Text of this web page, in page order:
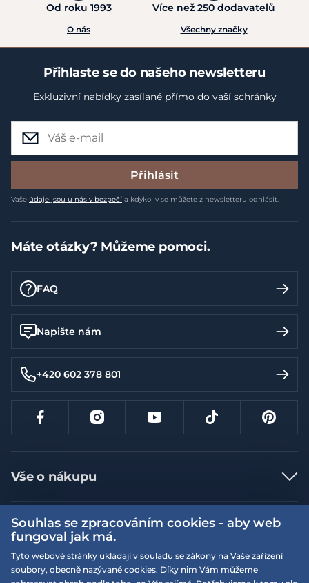
Od roku 1993
O nás
Více než 250 dodavatelů
Všechny značky
Přihlaste se do našeho newsletteru
Exkluzivní nabídky zasílané přímo do vaší schránky
Přihlásit
Vaše údaje jsou u nás v bezpečí a kdykoliv se můžete z newsletteru odhlásit.
Máte otázky? Můžeme pomoci.
FAQ
Napište nám
+420 602 378 801
Vše o nákupu
Jak nakupovat
Nejčastější dotazy
Doprava a platba
Vrácení a výměna zboží
Více informací
Obchodní podmínky
Podmínky EQS věrnostního klubu
Naše prodejny
Souhlas se zpracováním cookies - aby web
fungoval jak má.
Tyto webové stránky ukládají v souladu se zákony na Vaše zařízení
soubory, obecně nazývané cookies. Díky nim Vám můžeme